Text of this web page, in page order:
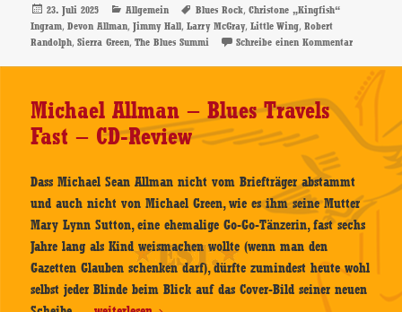
CD-
Review
Veröffentlicht
am
23. Juli 2025 Kategorien
Allgemein Schlagwörter
Blues Rock,Christone „Kingfish“
Ingram,Devon Allman,Jimmy Hall,Larry McGray,Little Wing,Robert
Randolph,Sierra Green,The Blues Summi Schreibe einen Kommentarzu Devon
Michael Allman – Blues Travels
Fast – CD-Review
Dass Michael Sean Allman nicht vom Briefträger abstammt
und auch nicht von Michael Green, wie es ihm seine Mutter
Mary Lynn Sutton, eine ehemalige Go-Go-Tänzerin, fast sechs
Jahre lang als Kind weismachen wollte (wenn man den
Gazetten Glauben schenken darf), dürfte zumindest heute wohl
selbst jeder Blinde beim Blick auf das Cover-Bild seiner neuen